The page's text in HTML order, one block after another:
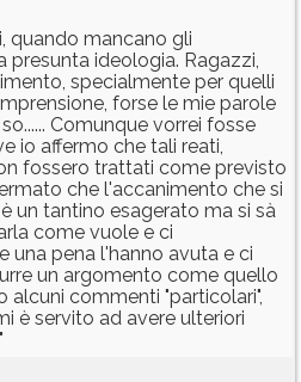
quando mancano gli
presunta ideologia. Ragazzi,
specialmente per quelli
forse le mie parole
Comunque vorrei fosse
io affermo che tali reati,
fossero trattati come previsto
che l'accanimento che si
un tantino esagerato ma si sà
come vuole e ci
una pena l'hanno avuta e ci
un argomento come quello
alcuni commenti "particolari",
è servito ad avere ulteriori